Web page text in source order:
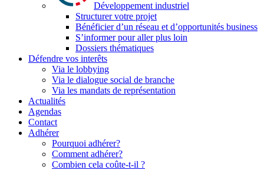
Développement industriel
Structurer votre projet
Bénéficier d’un réseau et d’opportunités business
S’informer pour aller plus loin
Dossiers thématiques
Défendre vos interêts
Via le lobbying
Via le dialogue social de branche
Via les mandats de représentation
Actualités
Agendas
Contact
Adhérer
Pourquoi adhérer?
Comment adhérer?
Combien cela coûte-t-il ?